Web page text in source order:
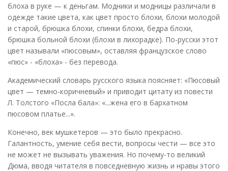
блоха в руке — к деньгам. Модники и модницы различали в
одежде такие цвета, как цвет просто блохи, блохи молодой
и старой, брюшка блохи, спинки блохи, бедра блохи,
брюшка больной блохи (блохи в лихорадке). По-русски этот
цвет называли «пюсовым», оставляя французское слово
«пюс» - «блоха» - без перевода.
Академический словарь русского языка поясняет: «Пюсовый
цвет — темно-коричневый» и приводит цитату из повести
Л. Толстого «Посла бала»: «...жена его в бархатном
пюсовом платье...».
Конечно, век мушкетеров — это было прекрасно.
Галантность, умение себя вести, вопросы чести — все это
не может не вызывать уважения. Но почему-то великий
Дюма, вводя читателя в повседневную жизнь и нравы этого